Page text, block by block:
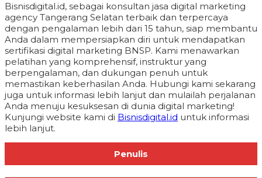
Bisnisdigital.id, sebagai konsultan jasa digital marketing
agency Tangerang Selatan terbaik dan terpercaya
dengan pengalaman lebih dari 15 tahun, siap membantu
Anda dalam mempersiapkan diri untuk mendapatkan
sertifikasi digital marketing BNSP. Kami menawarkan
pelatihan yang komprehensif, instruktur yang
berpengalaman, dan dukungan penuh untuk
memastikan keberhasilan Anda. Hubungi kami sekarang
juga untuk informasi lebih lanjut dan mulailah perjalanan
Anda menuju kesuksesan di dunia digital marketing!
Kunjungi website kami di Bisnisdigital.id untuk informasi
lebih lanjut.
Penulis